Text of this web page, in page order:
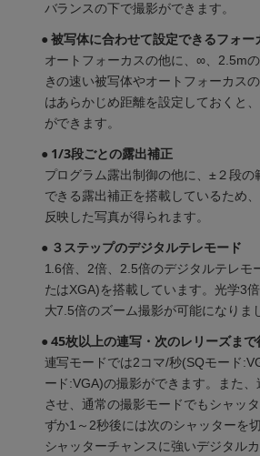
バランスの下で撮影ができます。
● 被写体に合わせて設定できるフォー
オートフォーカスの他に、∞、2.5m
きの速い被写体やオートフォーカス
はあらかじめ距離を設定しておくと
ができます。
● 1/3段ごとの露出補正
プログラム露出制御の他に、±２段
できる露出補正を搭載しているため
反映した写真が得られます。
● ３ステップのデジタルテレモード
1.6倍、2倍、2.5倍のデジタルテレモ
たはXGA)を搭載しています。光学3
大7.5倍のズーム撮影が可能になりま
● 45枚以上の連写・次のレリーズま
連写モードでは2コマ/秒(SQモード
ード:VGA)の撮影ができます。また
させ、通常の撮影モードでもシャッ
ずか1～2秒後には次のシャッターを
シャッターチャンスに強いデジタル